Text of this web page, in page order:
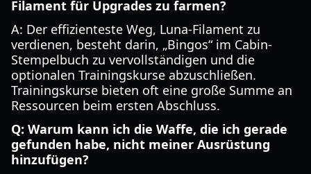
Filament für Upgrades zu farmen?
A: Der effizienteste Weg, Luna-Filament zu
verdienen, besteht darin, „Bingos“ im Cabin-
Stempelbuch zu vervollständigen und die
optionalen Trainingskurse abzuschließen.
Trainingskurse bieten oft eine große Summe an
Ressourcen beim ersten Abschluss.
Q: Warum kann ich die Waffe, die ich gerade
gefunden habe, nicht meiner Ausrüstung
hinzufügen?